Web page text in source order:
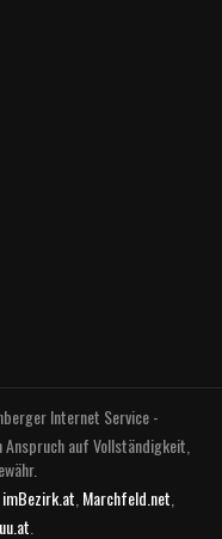
Internet Service -
Anspruch auf Vollständigkeit,
imBezirk.at Marchfeld.net